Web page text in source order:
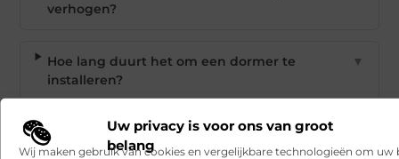
Uw privacy is voor ons van groot
belang
Wij maken gebruik van cookies en vergelijkbare technologieën om uw
verhogen?
Hoe lang duurt het om een dormer te
installeren?
▼
Welk onderhoud vergt een dormer?